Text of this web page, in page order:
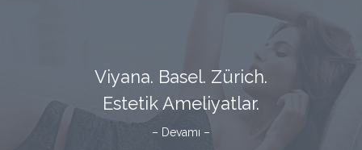
Viyana. Basel. Zürich.
Estetik Ameliyatlar.
– Devamı –